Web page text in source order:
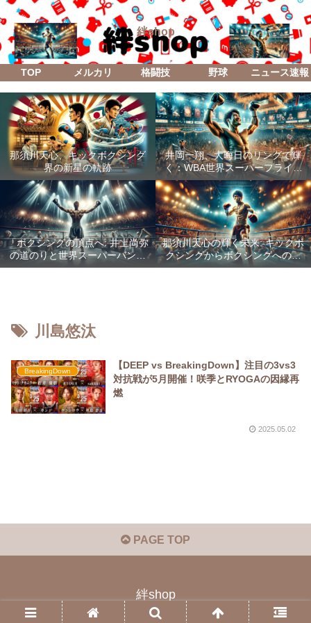
絆shop
TOP メルカリ 格闘技 野球 ニュース速報
那須川天心、キックボクシング
界の新星の軌跡
井岡一翔、大晦日のリングで輝
く：WBA世界スーパーフライ級
防衛戦「Lifetime Boxing Fights
18」
「ボクシングの頂点へ: 井上尚弥
の道のりと世界スーパーバンタ
ム級統一戦の全貌」
那須川天心の輝く未来: キックボ
クシングからボクシングへの成
功した転身
川島悠汰
BreakingDown
【DEEP vs BreakingDown】注目の3vs3
対抗戦が5月開催！咲季とRYOGAの因縁再
燃
2025.05.02
PAGE TOP
絆shop
© 2023 絆shop.